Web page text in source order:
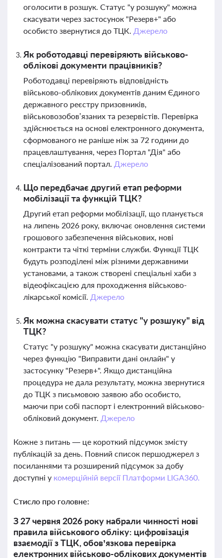
оголосити в розшук. Статус "у розшуку" можна
скасувати через застосунок "Резерв+" або
особисто звернутися до ТЦК. Джерело
Як роботодавці перевіряють військово-
облікові документи працівників?
Роботодавці перевіряють відповідність
військово-облікових документів даним Єдиного
державного реєстру призовників,
військовозобов’язаних та резервістів. Перевірка
здійснюється на основі електронного документа,
сформованого не раніше ніж за 72 години до
працевлаштування, через Портал "Дія" або
спеціалізований портал. Джерело
Що передбачає другий етап реформи
мобілізації та функцій ТЦК?
Другий етап реформи мобілізації, що планується
на липень 2026 року, включає оновлення системи
грошового забезпечення військових, нові
контракти та чіткі терміни служби. Функції ТЦК
будуть розподілені між різними державними
установами, а також створені спеціальні хаби з
відеофіксацією для проходження військово-
лікарської комісії. Джерело
Як можна скасувати статус "у розшуку" від
ТЦК?
Статус "у розшуку" можна скасувати дистанційно
через функцію "Виправити дані онлайн" у
застосунку "Резерв+". Якщо дистанційна
процедура не дала результату, можна звернутися
до ТЦК з письмовою заявою або особисто,
маючи при собі паспорт і електронний військово-
обліковий документ. Джерело
Кожне з питань — це короткий підсумок змісту
публікацій за день. Повний список першоджерел з
посиланнями та розширений підсумок за добу
доступні у комерційній версії Платформи LIGA360.
Стисло про головне:
З 27 червня 2026 року набрали чинності нові
правила військового обліку: цифровізація
взаємодії з ТЦК, обов’язкова перевірка
електронних військово-облікових документів